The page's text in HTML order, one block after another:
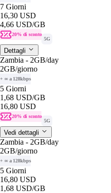
7 Giorni
16,30 USD
4,66 USD/GB
20% di sconto
5G
Dettagli
Zambia - 2GB/day
2GB/giorno
+ ∞ a 128kbps
5 Giorni
1,68 USD/GB
16,80 USD
20% di sconto
5G
Vedi dettagli
Zambia - 2GB/day
2GB/giorno
+ ∞ a 128kbps
5 Giorni
16,80 USD
1,68 USD/GB